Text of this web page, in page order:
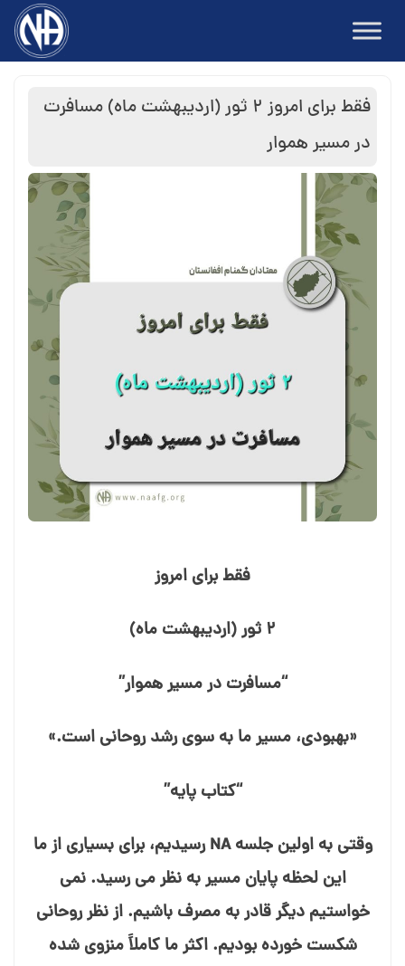
content
فقط برای امروز ۲ ثور (اردیبهشت ماه) مسافرت
در مسیر هموار
فقط برای امروز
۲ ثور (اردیبهشت ماه)
“مسافرت در مسیر هموار”
«بهبودی، مسیر ما به سوی رشد روحانی است.»
“کتاب پایه”
وقتی به اولین جلسه NA رسیدیم، برای بسیاری از ما
این لحظه پایان مسیر به نظر می⁯ رسید. نمی⁯
خواستیم دیگر قادر به مصرف باشیم. از نظر روحانی
شکست⁯ خورده بودیم. اکثر ما کاملاً منزوی شده